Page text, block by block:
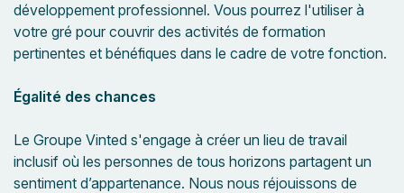
développement professionnel. Vous pourrez l'utiliser à
votre gré pour couvrir des activités de formation
pertinentes et bénéfiques dans le cadre de votre fonction.
Égalité des chances
Le Groupe Vinted s'engage à créer un lieu de travail
inclusif où les personnes de tous horizons partagent un
sentiment d’appartenance. Nous nous réjouissons de